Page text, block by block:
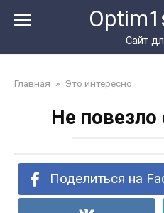
Сайт
Главная » Это интересно
Не
Поделиться на